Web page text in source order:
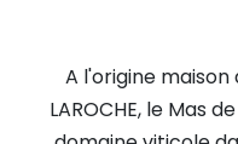
A l'origine
LAROCHE, le Mas